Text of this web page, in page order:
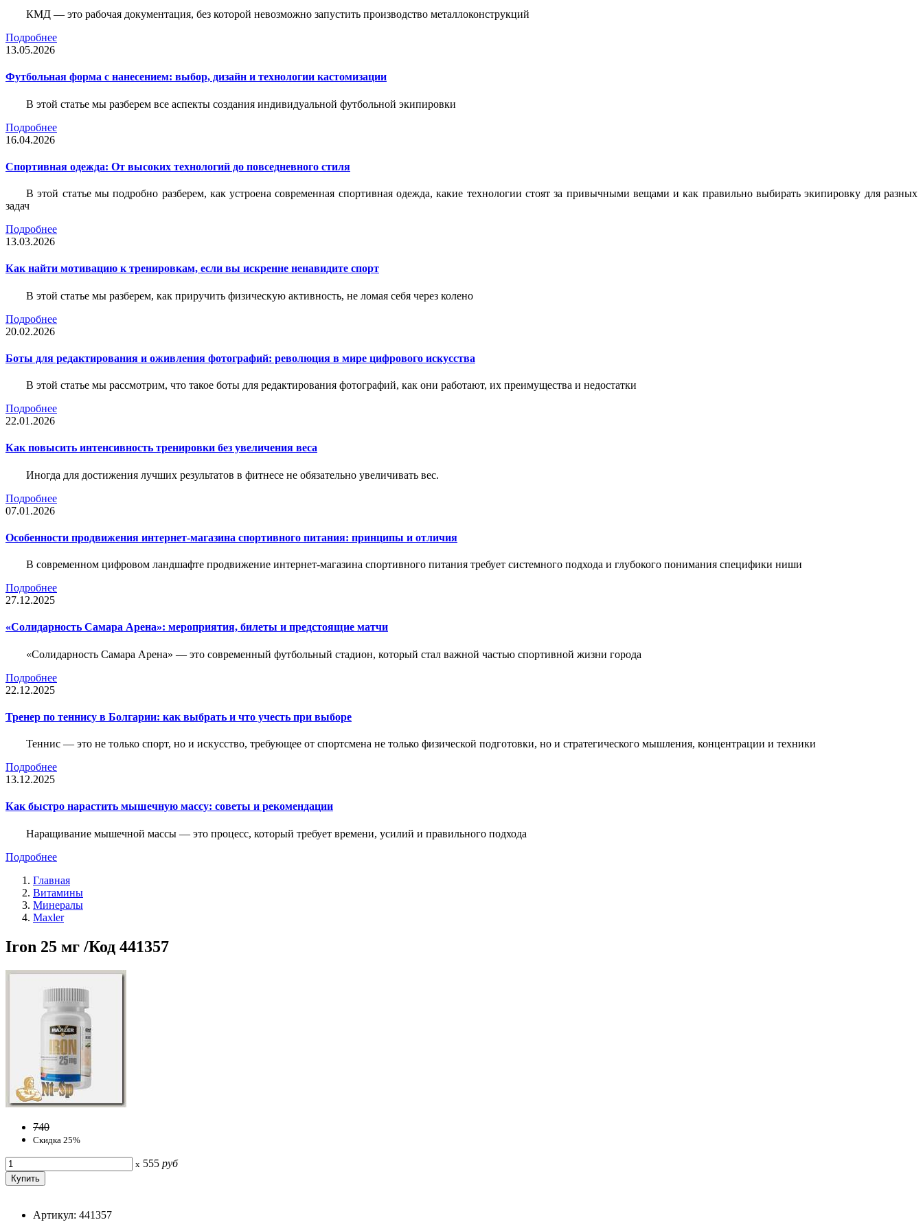
КМД — это рабочая документация, без которой невозможно запустить производство металлоконструкций
Подробнее
13.05.2026
Футбольная форма с нанесением: выбор, дизайн и технологии кастомизации
В этой статье мы разберем все аспекты создания индивидуальной футбольной экипировки
Подробнее
16.04.2026
Спортивная одежда: От высоких технологий до повседневного стиля
В этой статье мы подробно разберем, как устроена современная спортивная одежда, какие технологии стоят за привычными вещами и как правильно выбирать экипировку для разных
задач
Подробнее
13.03.2026
Как найти мотивацию к тренировкам, если вы искренне ненавидите спорт
В этой статье мы разберем, как приручить физическую активность, не ломая себя через колено
Подробнее
20.02.2026
Боты для редактирования и оживления фотографий: революция в мире цифрового искусства
В этой статье мы рассмотрим, что такое боты для редактирования фотографий, как они работают, их преимущества и недостатки
Подробнее
22.01.2026
Как повысить интенсивность тренировки без увеличения веса
Иногда для достижения лучших результатов в фитнесе не обязательно увеличивать вес.
Подробнее
07.01.2026
Особенности продвижения интернет-магазина спортивного питания: принципы и отличия
В современном цифровом ландшафте продвижение интернет-магазина спортивного питания требует системного подхода и глубокого понимания специфики ниши
Подробнее
27.12.2025
«Солидарность Самара Арена»: мероприятия, билеты и предстоящие матчи
«Солидарность Самара Арена» — это современный футбольный стадион, который стал важной частью спортивной жизни города
Подробнее
22.12.2025
Тренер по теннису в Болгарии: как выбрать и что учесть при выборе
Теннис — это не только спорт, но и искусство, требующее от спортсмена не только физической подготовки, но и стратегического мышления, концентрации и техники
Подробнее
13.12.2025
Как быстро нарастить мышечную массу: советы и рекомендации
Наращивание мышечной массы — это процесс, который требует времени, усилий и правильного подхода
Подробнее
Главная
Витамины
Минералы
Maxler
Iron 25 мг /Код 441357
740
Скидка 25%
x 555 руб
Артикул: 441357